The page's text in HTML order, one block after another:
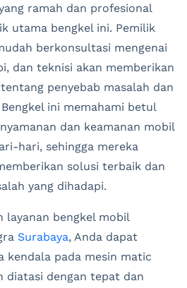
ramah dan profesional
utama bengkel ini. Pemilik
berkonsultasi mengenai
dan teknisi akan memberikan
penyebab masalah dan
ini memahami betul
dan keamanan mobil
hari, sehingga mereka
solusi terbaik dan
yang dihadapi.
layanan bengkel mobil
Surabaya, Anda dapat
kendala pada mesin matic
diatasi dengan tepat dan